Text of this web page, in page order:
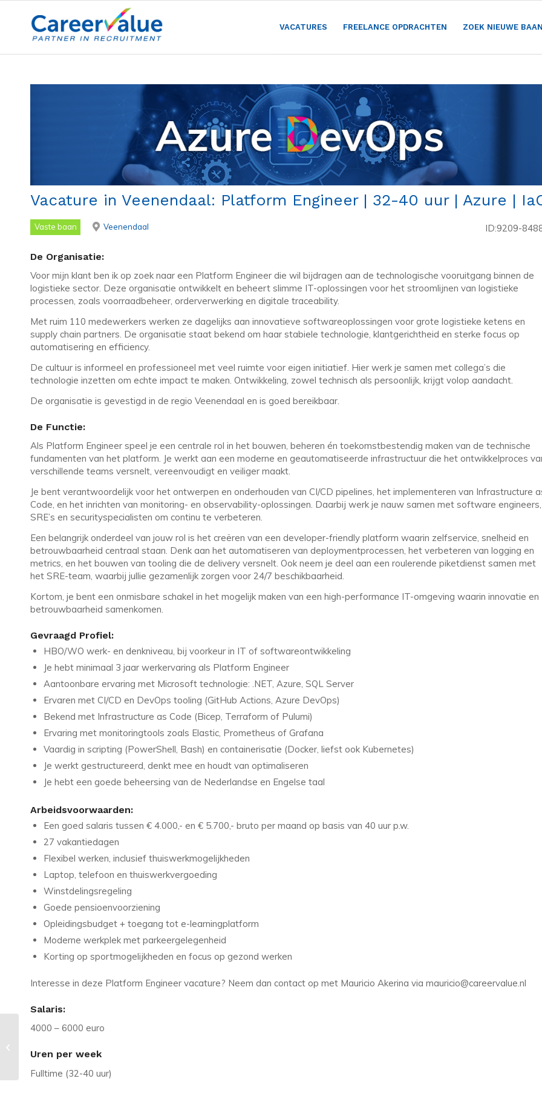
VACATURES FREELANCE OPDRACHTEN ZOEK NIEUWE BAAN
Vacature in Veenendaal: Platform Engineer | 32-40 uur | Azure |
Vaste baan Veenendaal ID:9209-
De Organisatie:
Voor mijn klant ben ik op zoek naar een Platform Engineer die wil bijdragen aan de technologische vooruitgang binnen de
logistieke sector. Deze organisatie ontwikkelt en beheert slimme IT-oplossingen voor het stroomlijnen van logistieke
processen, zoals voorraadbeheer, orderverwerking en digitale traceability.
Met ruim 110 medewerkers werken ze dagelijks aan innovatieve softwareoplossingen voor grote logistieke ketens en
supply chain partners. De organisatie staat bekend om haar stabiele technologie, klantgerichtheid en sterke focus op
automatisering en efficiency.
De cultuur is informeel en professioneel met veel ruimte voor eigen initiatief. Hier werk je samen met collega’s die
technologie inzetten om echte impact te maken. Ontwikkeling, zowel technisch als persoonlijk, krijgt volop aandacht.
De organisatie is gevestigd in de regio Veenendaal en is goed bereikbaar.
De Functie:
Als Platform Engineer speel je een centrale rol in het bouwen, beheren én toekomstbestendig maken van de technische
fundamenten van het platform. Je werkt aan een moderne en geautomatiseerde infrastructuur die het ontwikkelproces
verschillende teams versnelt, vereenvoudigt en veiliger maakt.
Je bent verantwoordelijk voor het ontwerpen en onderhouden van CI/CD pipelines, het implementeren van Infrastructure
Code, en het inrichten van monitoring- en observability-oplossingen. Daarbij werk je nauw samen met software engineers,
SRE’s en securityspecialisten om continu te verbeteren.
Een belangrijk onderdeel van jouw rol is het creëren van een developer-friendly platform waarin zelfservice, snelheid en
betrouwbaarheid centraal staan. Denk aan het automatiseren van deploymentprocessen, het verbeteren van logging en
metrics, en het bouwen van tooling die de delivery versnelt. Ook neem je deel aan een roulerende piketdienst samen met
het SRE-team, waarbij jullie gezamenlijk zorgen voor 24/7 beschikbaarheid.
Kortom, je bent een onmisbare schakel in het mogelijk maken van een high-performance IT-omgeving waarin innovatie en
betrouwbaarheid samenkomen.
Gevraagd Profiel:
HBO/WO werk- en denkniveau, bij voorkeur in IT of softwareontwikkeling
Je hebt minimaal 3 jaar werkervaring als Platform Engineer
Aantoonbare ervaring met Microsoft technologie: .NET, Azure, SQL Server
Ervaren met CI/CD en DevOps tooling (GitHub Actions, Azure DevOps)
Bekend met Infrastructure as Code (Bicep, Terraform of Pulumi)
Ervaring met monitoringtools zoals Elastic, Prometheus of Grafana
Vaardig in scripting (PowerShell, Bash) en containerisatie (Docker, liefst ook Kubernetes)
Je werkt gestructureerd, denkt mee en houdt van optimaliseren
Je hebt een goede beheersing van de Nederlandse en Engelse taal
Arbeidsvoorwaarden:
Een goed salaris tussen € 4.000,- en € 5.700,- bruto per maand op basis van 40 uur p.w.
27 vakantiedagen
Flexibel werken, inclusief thuiswerkmogelijkheden
Laptop, telefoon en thuiswerkvergoeding
Winstdelingsregeling
Goede pensioenvoorziening
Opleidingsbudget + toegang tot e-learningplatform
Moderne werkplek met parkeergelegenheid
Korting op sportmogelijkheden en focus op gezond werken
Interesse in deze Platform Engineer vacature? Neem dan contact op met Mauricio Akerina via mauricio@careervalue.nl
Salaris:
4000 – 6000 euro
Uren per week
Fulltime (32-40 uur)
Vacature in Ede: Information
Cyberf...